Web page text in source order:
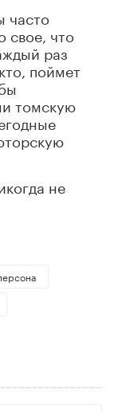
часто
свое, что
раз
поймет
томскую
не